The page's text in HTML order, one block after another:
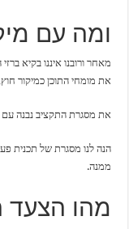
ומה עם
מאחר ורובנו איננו בקיא
את מומחי התוכן כמיקור חוץ,
את מסגרת התקציב נבנה עם
הנה לנו מסגרת של תכנית
ממנה.
מהו הצעד